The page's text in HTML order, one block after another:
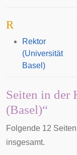
R
Rektor
(Universität
Basel)
Seiten in der
(Basel)“
Folgende 12
insgesamt.